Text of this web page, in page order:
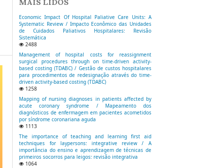
MAIS LIDOS
Economic Impact Of Hospital Paliative Care Units: A
Systematic Review / Impacto Econômico das Unidades
de Cuidados Paliativos Hospitalares: Revisão
Sistemática
2488
Management of hospital costs for reassignment
surgical procedures through on time-driven activity-
based costing (TDABC) / Gestão de custos hospitalares
para procedimentos de redesignação através do time-
driven activity-based costing (TDABC)
1258
Mapping of nursing diagnoses in patients affected by
acute coronary syndrome / Mapeamento dos
diagnósticos de enfermagem em pacientes acometidos
por síndrome coronariana aguda
1113
The importance of teaching and learning first aid
techniques for laypersons: integrative review / A
importância do ensino e aprendizagem de técnicas de
primeiros socorros para leigos: revisão integrativa
1064